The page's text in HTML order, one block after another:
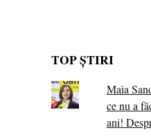
TOP ȘTIRI
Maia
ce nu a
ani!